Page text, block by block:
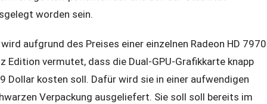
worden sein.
wird aufgrund des Preises einer einzelnen Radeon HD 7970
Edition vermutet, dass die Dual-GPU-Grafikkarte knapp
Dollar kosten soll. Dafür wird sie in einer aufwendigen
Verpackung ausgeliefert. Sie soll soll bereits im